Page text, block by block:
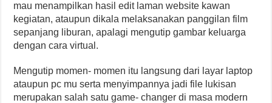
mau menampilkan hasil edit laman website kawan
kegiatan, ataupun dikala melaksanakan panggilan film
sepanjang liburan, apalagi mengutip gambar keluarga
dengan cara virtual.
Mengutip momen- momen itu langsung dari layar laptop
ataupun pc mu serta menyimpannya jadi file lukisan
merupakan salah satu game- changer di masa modern